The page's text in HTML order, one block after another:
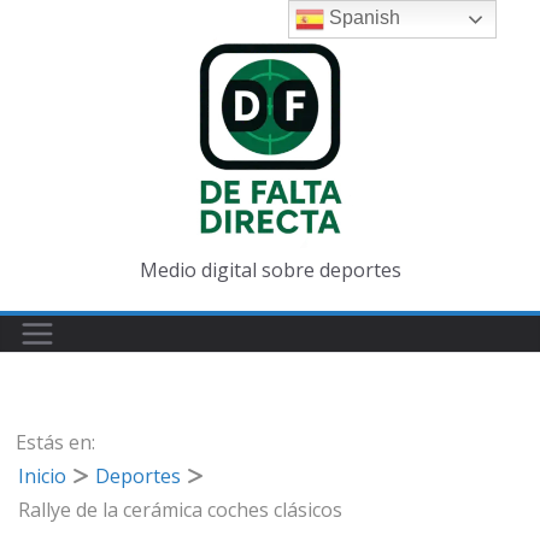
Medio digital sobre deportes
Estás en:
Inicio
Deportes
Rallye de la cerámica coches clásicos
Spanish